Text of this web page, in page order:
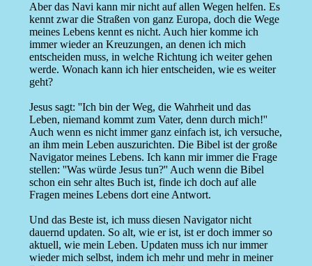
Aber das Navi kann mir nicht auf allen Wegen helfen. Es
kennt zwar die Straßen von ganz Europa, doch die Wege
meines Lebens kennt es nicht. Auch hier komme ich
immer wieder an Kreuzungen, an denen ich mich
entscheiden muss, in welche Richtung ich weiter gehen
werde. Wonach kann ich hier entscheiden, wie es weiter
geht?
Jesus sagt: ''Ich bin der Weg, die Wahrheit und das
Leben, niemand kommt zum Vater, denn durch mich!''
Auch wenn es nicht immer ganz einfach ist, ich versuche,
an ihm mein Leben auszurichten. Die Bibel ist der große
Navigator meines Lebens. Ich kann mir immer die Frage
stellen: ''Was würde Jesus tun?'' Auch wenn die Bibel
schon ein sehr altes Buch ist, finde ich doch auf alle
Fragen meines Lebens dort eine Antwort.
Und das Beste ist, ich muss diesen Navigator nicht
dauernd updaten. So alt, wie er ist, ist er doch immer so
aktuell, wie mein Leben. Updaten muss ich nur immer
wieder mich selbst, indem ich mehr und mehr in meiner